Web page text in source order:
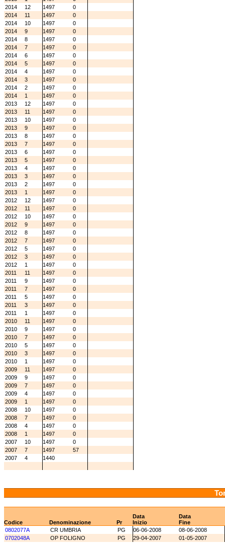
2014
12 1497
0
2014
11 1497
0
2014
10 1497
0
2014
9 1497
0
2014
8 1497
0
2014
7 1497
0
2014
6 1497
0
2014
5 1497
0
2014
4 1497
0
2014
3 1497
0
2014
2 1497
0
2014
1 1497
0
2013
12 1497
0
2013
11 1497
0
2013
10 1497
0
2013
9 1497
0
2013
8 1497
0
2013
7 1497
0
2013
6 1497
0
2013
5 1497
0
2013
4 1497
0
2013
3 1497
0
2013
2 1497
0
2013
1 1497
0
2012
12 1497
0
2012
11 1497
0
2012
10 1497
0
2012
9 1497
0
2012
8 1497
0
2012
7 1497
0
2012
5 1497
0
2012
3 1497
0
2012
1 1497
0
2011
11 1497
0
2011
9 1497
0
2011
7 1497
0
2011
5 1497
0
2011
3 1497
0
2011
1 1497
0
2010
11 1497
0
2010
9 1497
0
2010
7 1497
0
2010
5 1497
0
2010
3 1497
0
2010
1 1497
0
2009
11 1497
0
2009
9 1497
0
2009
7 1497
0
2009
4 1497
0
2009
1 1497
0
2008
10 1497
0
2008
7 1497
0
2008
4 1497
0
2008
1 1497
0
2007
10 1497
0
2007
7 1497
57
2007
4 1440
Data
Data
Codice
Denominazione Pr Inizio
Fine
0802077A
CR UMBRIA PG 06-06-2008
08-06-2008
0702048A
OP FOLIGNO PG 29-04-2007 01-05-2007